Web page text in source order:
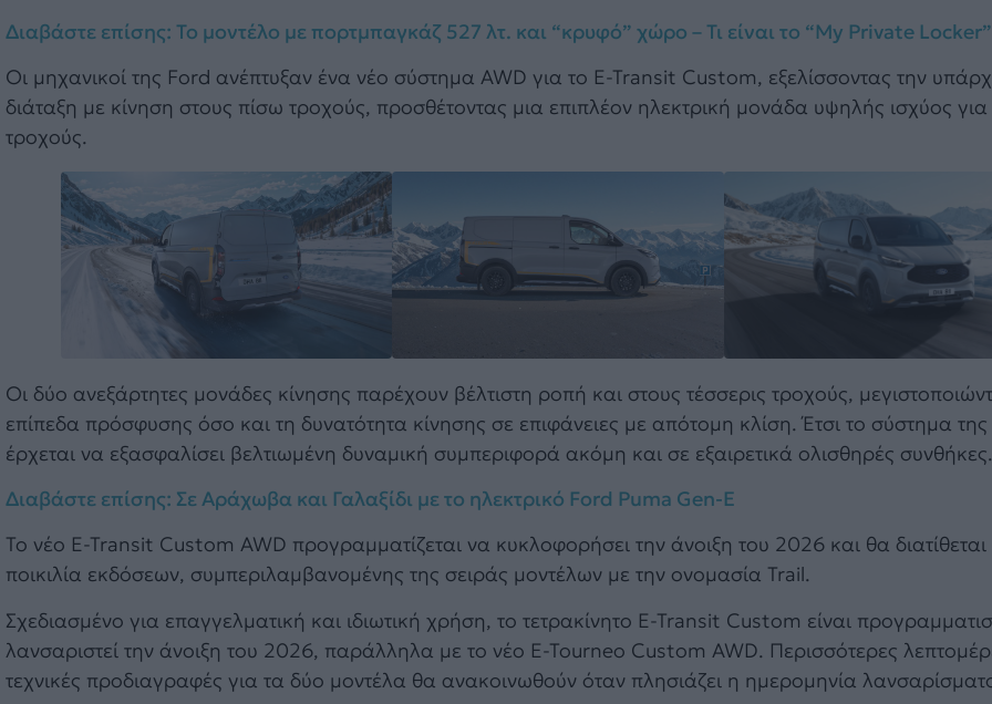
Διαβάστε επίσης: Το μοντέλο με πορτμπαγκάζ 527 λτ. και “κρυφό” χώρο – Τι είναι το “My Private Locker”
Οι μηχανικοί της Ford ανέπτυξαν ένα νέο σύστημα AWD για το E-Transit Custom, εξελίσσοντας την
διάταξη με κίνηση στους πίσω τροχούς, προσθέτοντας μια επιπλέον ηλεκτρική μονάδα υψηλής ισχύος
τροχούς.
Οι δύο ανεξάρτητες μονάδες κίνησης παρέχουν βέλτιστη ροπή και στους τέσσερις τροχούς,
επίπεδα πρόσφυσης όσο και τη δυνατότητα κίνησης σε επιφάνειες με απότομη κλίση. Έτσι το σύστημα
έρχεται να εξασφαλίσει βελτιωμένη δυναμική συμπεριφορά ακόμη και σε εξαιρετικά ολισθηρές συνθήκες.
Διαβάστε επίσης: Σε Αράχωβα και Γαλαξίδι με το ηλεκτρικό Ford Puma Gen-E
Το νέο E-Transit Custom AWD προγραμματίζεται να κυκλοφορήσει την άνοιξη του 2026 και θα διατίθεται
ποικιλία εκδόσεων, συμπεριλαμβανομένης της σειράς μοντέλων με την ονομασία Trail.
Σχεδιασμένο για επαγγελματική και ιδιωτική χρήση, το τετρακίνητο E-Transit Custom είναι
λανσαριστεί την άνοιξη του 2026, παράλληλα με το νέο E-Tourneo Custom AWD. Περισσότερες
τεχνικές προδιαγραφές για τα δύο μοντέλα θα ανακοινωθούν όταν πλησιάζει η ημερομηνία